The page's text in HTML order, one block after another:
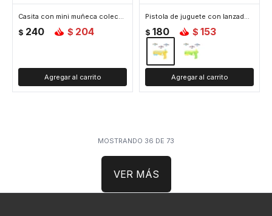
Casita con mini muñeca coleccionable
$ 240 $ 204
Pistola de juguete con lanzadores - Amarillo
$ 180 $ 153
MOSTRANDO 36 DE 73
VER MÁS